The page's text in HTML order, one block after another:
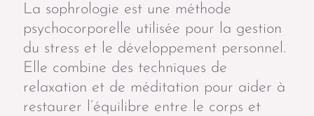
La sophrologie est une méthode
psychocorporelle utilisée pour la gestion
du stress et le développement personnel.
Elle combine des techniques de
relaxation et de méditation pour aider à
restaurer l’équilibre entre le corps et